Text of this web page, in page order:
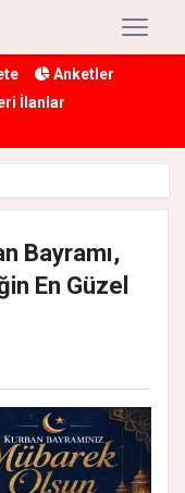
Anketler
İlanlar
Bayramı,
En Güzel